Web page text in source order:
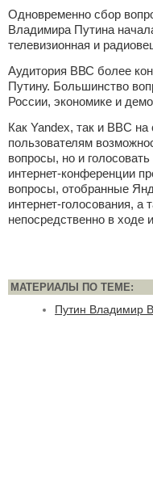
Одновременно сбор
Владимира Путина
телевизионная и
Аудитория ВВС более
Путину. Большинство
России, экономике и
Как Yandex, так и BBC
пользователям
вопросы, но и
интернет-конференции
вопросы, отобранные
интернет-голосования,
непосредственно в ходе
МАТЕРИАЛЫ ПО ТЕМЕ:
Путин Владимир